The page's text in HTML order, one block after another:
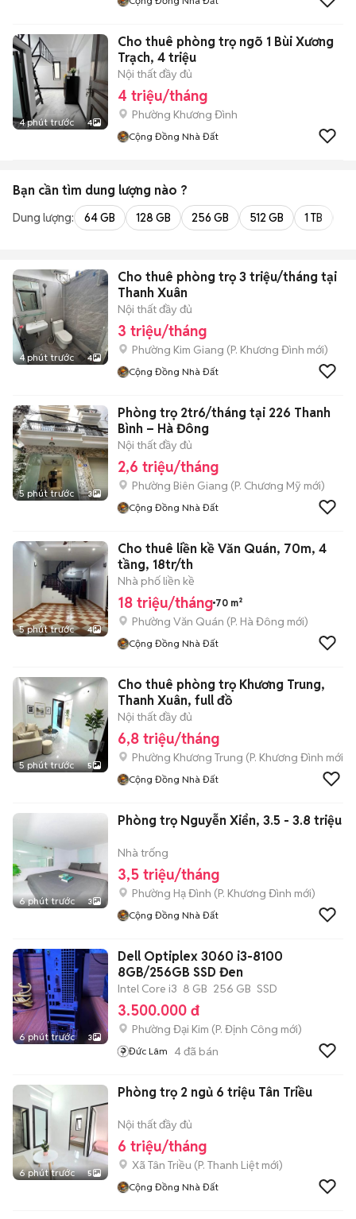
4 phút trước 4
Cho thuê phòng trọ ngõ 1 Bùi Xương
Trạch, 4 triệu
Nội thất đầy đủ
4 triệu/tháng
Phường Khương Đình
Cộng Đồng Nhà Đất
Bạn cần tìm dung lượng nào ?
Dung lượng: 64 GB 128 GB 256 GB 512 GB 1 TB
4 phút trước 4
Cho thuê phòng trọ 3 triệu/tháng tại
Thanh Xuân
Nội thất đầy đủ
3 triệu/tháng
Phường Kim Giang (P. Khương Đình mới)
Cộng Đồng Nhà Đất
5 phút trước 3
Phòng trọ 2tr6/tháng tại 226 Thanh
Bình – Hà Đông
Nội thất đầy đủ
2,6 triệu/tháng
Phường Biên Giang (P. Chương Mỹ mới)
Cộng Đồng Nhà Đất
5 phút trước 4
Cho thuê liền kề Văn Quán, 70m, 4
tầng, 18tr/th
Nhà phố liền kề
18 triệu/tháng 70 m²
Phường Văn Quán (P. Hà Đông mới)
Cộng Đồng Nhà Đất
5 phút trước 5
Cho thuê phòng trọ Khương Trung,
Thanh Xuân, full đồ
Nội thất đầy đủ
6,8 triệu/tháng
Phường Khương Trung (P. Khương Đình mới)
Cộng Đồng Nhà Đất
6 phút trước 3
Phòng trọ Nguyễn Xiển, 3.5 - 3.8 triệu
Nhà trống
3,5 triệu/tháng
Phường Hạ Đình (P. Khương Đình mới)
Cộng Đồng Nhà Đất
6 phút trước 3
Dell Optiplex 3060 i3-8100
8GB/256GB SSD Đen
Intel Core i3 8 GB 256 GB SSD
3.500.000 đ
Phường Đại Kim (P. Định Công mới)
Đức Lâm 4đã bán
6 phút trước 5
Phòng trọ 2 ngủ 6 triệu Tân Triều
Nội thất đầy đủ
6 triệu/tháng
Xã Tân Triều (P. Thanh Liệt mới)
Cộng Đồng Nhà Đất